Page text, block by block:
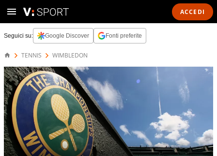
ACCEDI
Seguici su: Google Discover Fonti preferite
TENNIS WIMBLEDON